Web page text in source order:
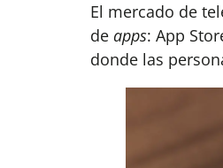
El mercado de
de apps: App
donde las